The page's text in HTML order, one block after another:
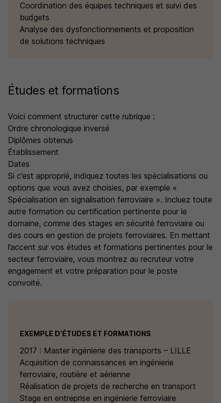
Coordination des équipes techniques et suivi des
budgets
Analyse des dysfonctionnements et proposition
de solutions techniques
Études et formations
Voici comment structurer cette rubrique :
Ordre chronologique inversé
Diplômes obtenus
Établissement
Dates
Si c’est approprié, indiquez toutes les spécialisations ou
options que vous avez choisies, par exemple «
Spécialisation en signalisation ferroviaire ». Incluez toute
autre formation ou certification pertinente pour le
domaine, comme des stages en sécurité ferroviaire ou
des cours en gestion de projets ferroviaires. En mettant
l’accent sur vos études et formations pertinentes pour le
secteur ferroviaire, vous montrez au recruteur votre
engagement et votre préparation pour le poste
convoité.
EXEMPLE D'ÉTUDES ET FORMATIONS
2017 : Master ingénierie des transports – LILLE
Acquisition de connaissances en ingénierie
ferroviaire, routière et aérienne
Réalisation de projets de recherche en transport
Stage en entreprise en ingénierie ferroviaire